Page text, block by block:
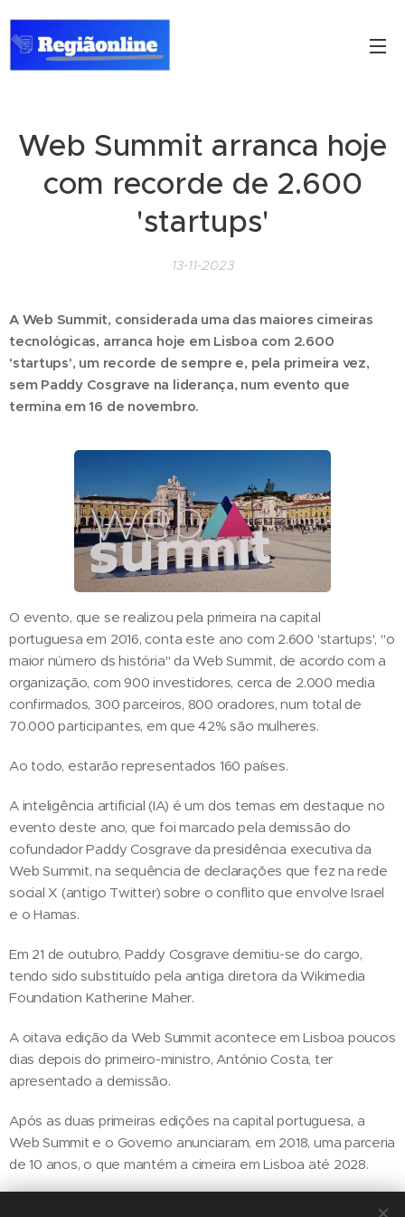
Web Summit arranca hoje
com recorde de 2.600
'startups'
13-11-2023
A Web Summit, considerada uma das maiores cimeiras
tecnológicas, arranca hoje em Lisboa com 2.600
'startups', um recorde de sempre e, pela primeira vez,
sem Paddy Cosgrave na liderança, num evento que
termina em 16 de novembro.
O evento, que se realizou pela primeira na capital
portuguesa em 2016, conta este ano com 2.600 'startups', "o
maior número ds história" da Web Summit, de acordo com a
organização, com 900 investidores, cerca de 2.000 media
confirmados, 300 parceiros, 800 oradores, num total de
70.000 participantes, em que 42% são mulheres.
Ao todo, estarão representados 160 países.
A inteligência artificial (IA) é um dos temas em destaque no
evento deste ano, que foi marcado pela demissão do
cofundador Paddy Cosgrave da presidência executiva da
Web Summit, na sequência de declarações que fez na rede
social X (antigo Twitter) sobre o conflito que envolve Israel
e o Hamas.
Em 21 de outubro, Paddy Cosgrave demitiu-se do cargo,
tendo sido substituído pela antiga diretora da Wikimedia
Foundation Katherine Maher.
A oitava edição da Web Summit acontece em Lisboa poucos
dias depois do primeiro-ministro, António Costa, ter
apresentado a demissão.
Após as duas primeiras edições na capital portuguesa, a
Web Summit e o Governo anunciaram, em 2018, uma parceria
de 10 anos, o que mantém a cimeira em Lisboa até 2028.